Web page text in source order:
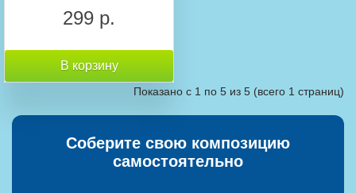
299 р.
В корзину
Показано с 1 по 5 из 5 (всего 1 страниц)
Соберите свою композицию
самостоятельно